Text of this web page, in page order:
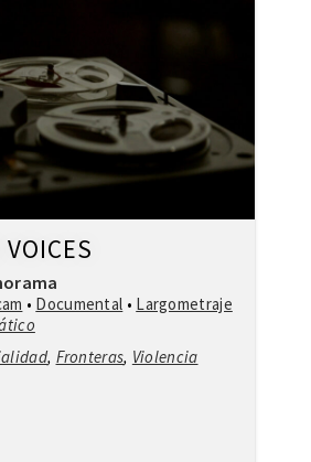
• Documental • Largometraje
, Fronteras, Violencia